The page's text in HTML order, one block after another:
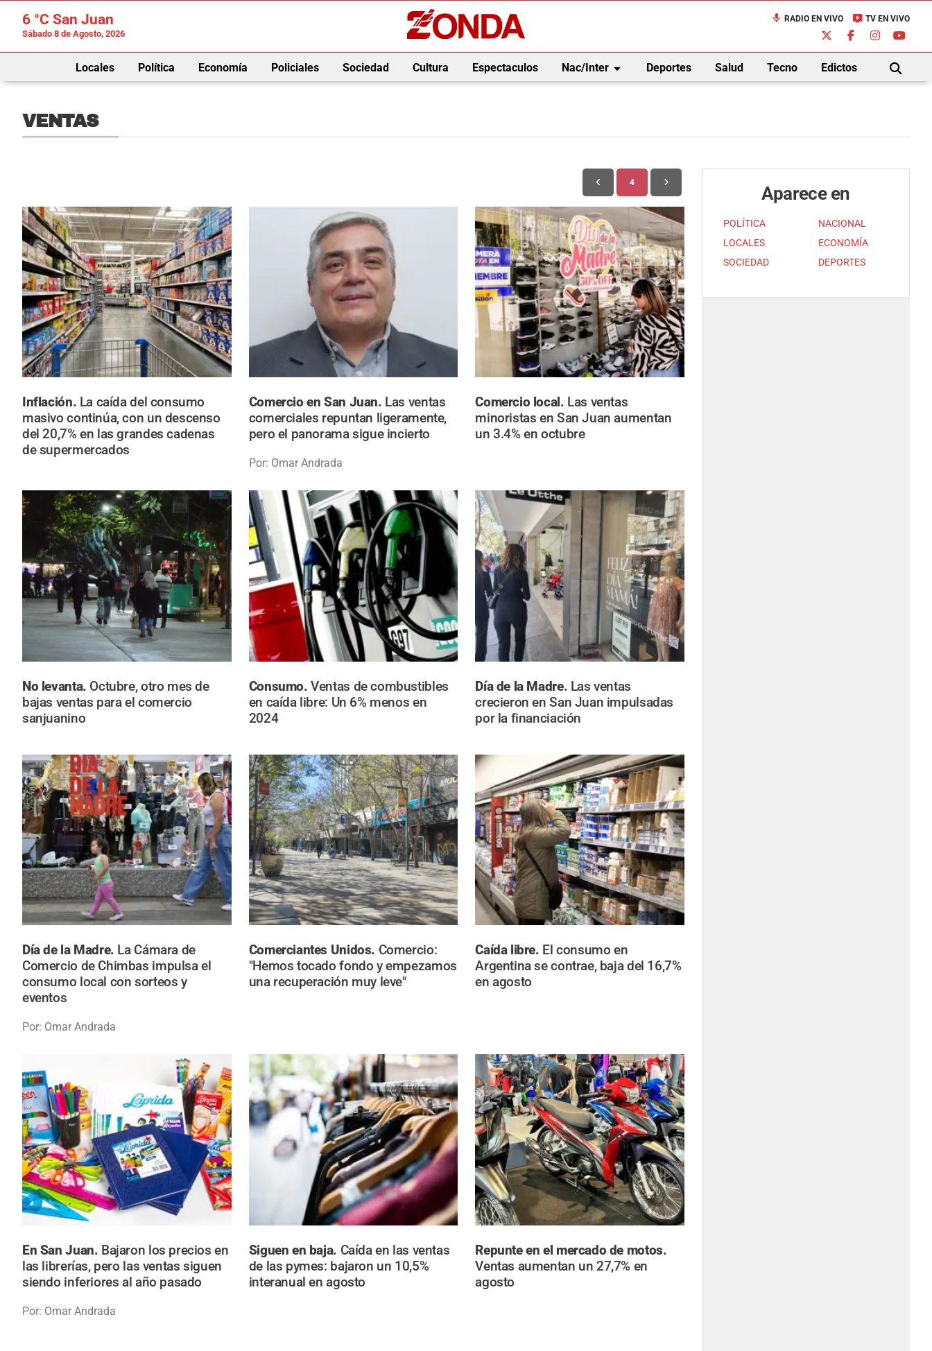
6 °C San Juan
Sábado 8 de Agosto, 2026
mic RADIO EN VIVO live_tv TV EN VIVO
Locales Política Economía Policiales Sociedad Cultura Espectaculos Nac/Interarrow_drop_down Deportes Salud Tecno Edictos
BUSCAR
VENTAS
4
Inflación. La caída del consumo
masivo continúa, con un descenso
del 20,7% en las grandes cadenas
de supermercados
Comercio en San Juan. Las ventas
comerciales repuntan ligeramente,
pero el panorama sigue incierto
Por: Omar Andrada
Comercio local. Las ventas
minoristas en San Juan aumentan
un 3.4% en octubre
No levanta. Octubre, otro mes de
bajas ventas para el comercio
sanjuanino
Consumo.Ventas de combustibles
en caída libre: Un 6% menos en
2024
Día de la Madre. Las ventas
crecieron en San Juan impulsadas
por la financiación
Día de la Madre. La Cámara de
Comercio de Chimbas impulsa el
consumo local con sorteos y
eventos
Por: Omar Andrada
Comerciantes Unidos. Comercio:
"Hemos tocado fondo y empezamos
una recuperación muy leve"
Caída libre. El consumo en
Argentina se contrae, baja del 16,7%
en agosto
En San Juan. Bajaron los precios en
las librerías, pero las ventas siguen
siendo inferiores al año pasado
Por: Omar Andrada
Siguen en baja. Caída en las ventas
de las pymes: bajaron un 10,5%
interanual en agosto
Repunte en el mercado de motos.
Ventas aumentan un 27,7% en
agosto
Aparece en
POLÍTICA
LOCALES
SOCIEDAD
NACIONAL
ECONOMÍA
DEPORTES